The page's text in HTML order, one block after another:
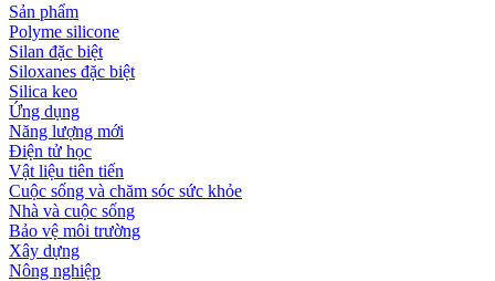
Sản phẩm
Polyme silicone
Silan đặc biệt
Siloxanes đặc biệt
Silica keo
Ứng dụng
Năng lượng mới
Điện tử học
Vật liệu tiên tiến
Cuộc sống và chăm sóc sức khỏe
Nhà và cuộc sống
Bảo vệ môi trường
Xây dựng
Nông nghiệp